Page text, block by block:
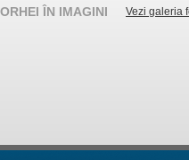
ORHEI ÎN IMAGINI Vezi galeria